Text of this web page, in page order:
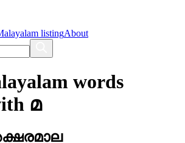
listingAbout
words
മ